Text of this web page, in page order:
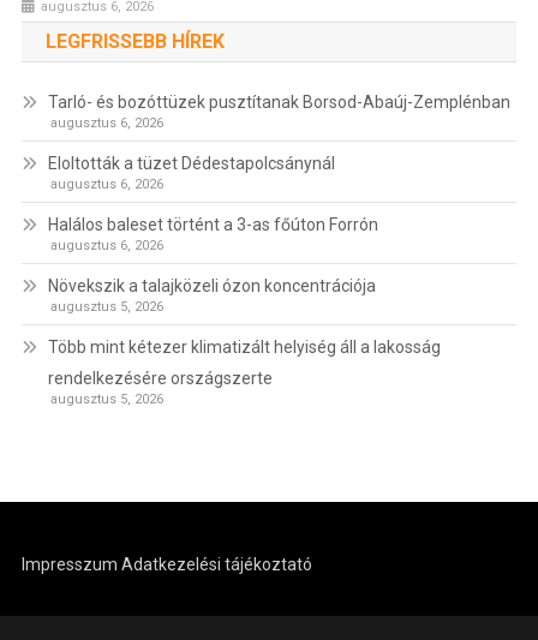
augusztus 6, 2026
LEGFRISSEBB HÍREK
Tarló- és bozóttüzek pusztítanak Borsod-Abaúj-Zemplénban
augusztus 6, 2026
Eloltották a tüzet Dédestapolcsánynál
augusztus 6, 2026
Halálos baleset történt a 3-as főúton Forrón
augusztus 6, 2026
Növekszik a talajközeli ózon koncentrációja
augusztus 5, 2026
Több mint kétezer klimatizált helyiség áll a lakosság
rendelkezésére országszerte
augusztus 5, 2026
Impresszum Adatkezelési tájékoztató